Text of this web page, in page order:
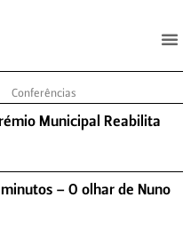
Conferências
Municipal Reabilita
– O olhar de Nuno